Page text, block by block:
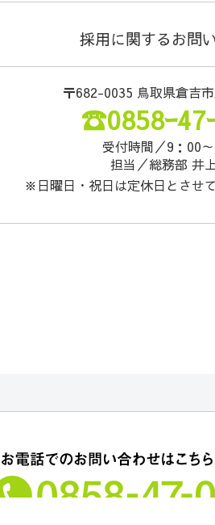
採用に関するお問
〒682-0035 鳥取県倉吉
☎0858ｰ47
受付時間／9：00
担当／総務部 井
※日曜日・祝日は定休日とさせ